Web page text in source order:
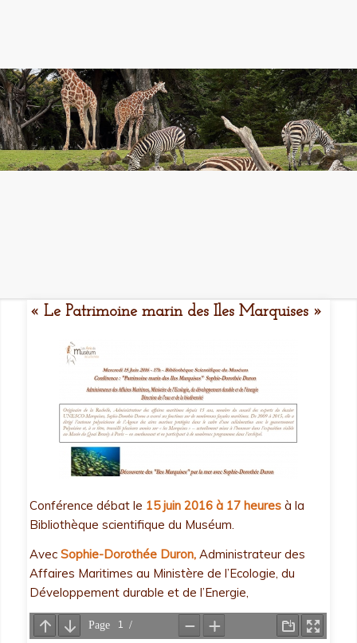
« Le Patrimoine marin des Iles Marquises »
Conférence débat le 15 juin 2016 à 17 heuresà la
Bibliothèque scientifique du Muséum.
AvecSophie-Dorothée Duron,Administrateur des
Affaires Maritimes au Ministère de l’Ecologie, du
Développement durable et de l’Energie,